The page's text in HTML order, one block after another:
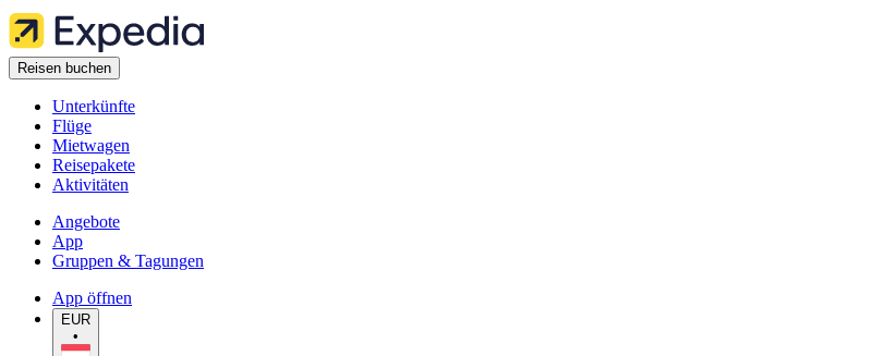
Reisen buchen
Unterkünfte
Flüge
Mietwagen
Reisepakete
Aktivitäten
Angebote
App
Gruppen & Tagungen
App öffnen
EUR
•